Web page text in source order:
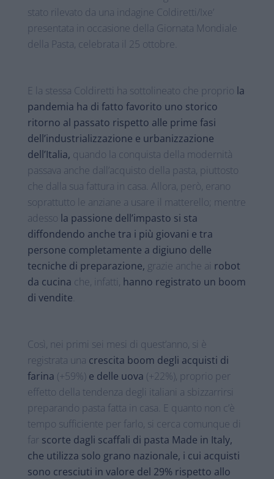
stato rilevato da una indagine Coldiretti/Ixe’
presentata in occasione della Giornata Mondiale
della Pasta, celebrata il 25 ottobre.
E la stessa Coldiretti ha sottolineato che proprio la
pandemia ha di fatto favorito uno storico
ritorno al passato rispetto alle prime fasi
dell’industrializzazione e urbanizzazione
dell’Italia, quando la conquista della modernità
passava anche dall’acquisto della pasta, piuttosto
che dalla sua fattura in casa. Allora, però, erano
soprattutto le anziane a usare il matterello; mentre
adesso la passione dell’impasto si sta
diffondendo anche tra i più giovani e tra
persone completamente a digiuno delle
tecniche di preparazione, grazie anche ai robot
da cucina che, infatti, hanno registrato un boom
di vendite
Così, nei primi sei mesi di quest’anno, si è
registrata una crescita boom degli acquisti di
farina (+59%)e delle uova (+22%), proprio per
effetto della tendenza degli italiani a sbizzarrirsi
preparando pasta fatta in casa. E quanto non c’è
tempo sufficiente per farlo, si cerca comunque di
far scorte dagli scaffali di pasta Made in Italy,
che utilizza solo grano nazionale, i cui acquisti
sono cresciuti in valore del 29% rispetto allo